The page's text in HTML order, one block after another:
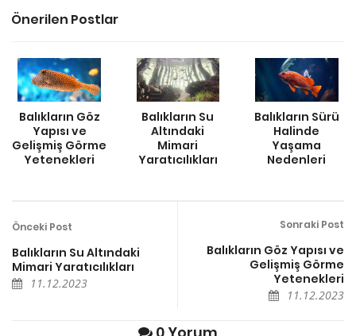
Önerilen Postlar
Balıkların Göz
Yapısı ve
Gelişmiş Görme
Yetenekleri
Balıkların Su
Altındaki
Mimari
Yaratıcılıkları
Balıkların Sürü
Halinde
Yaşama
Nedenleri
Önceki Post
Balıkların Su Altındaki
Mimari Yaratıcılıkları
11.12.2023
Sonraki Post
Balıkların Göz Yapısı ve
Gelişmiş Görme
Yetenekleri
11.12.2023